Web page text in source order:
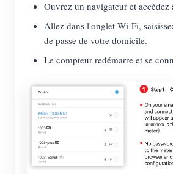
Ouvrez un navigateur et accédez
Allez dans l'onglet Wi-Fi,
de passe de votre domicile.
Le compteur redémarre et se